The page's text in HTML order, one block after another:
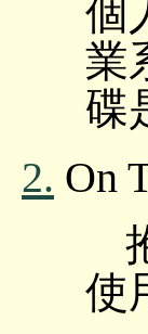
個
業
碟
2. On
使